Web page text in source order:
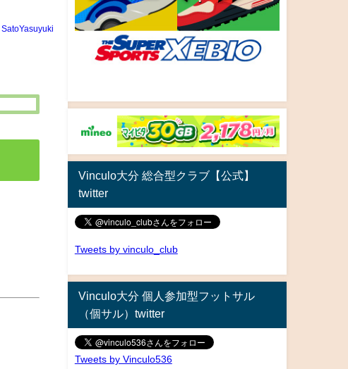
SatoYasuyuki
Vinculo大分 総合型クラブ【公式】
twitter
Tweets by vinculo_club
Vinculo大分 個人参加型フットサル
（個サル）twitter
Tweets by Vinculo536